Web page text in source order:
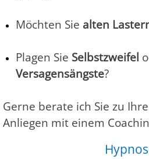
Möchten Sie alten
Plagen Sie Selbstzweifel
Versagensängste?
Gerne berate ich Sie zu
Anliegen mit einem